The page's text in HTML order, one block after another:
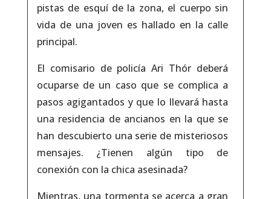
pistas de esquí de la zona, el cuerpo sin
vida de una joven es hallado en la calle
principal.
El comisario de policía Ari Thór deberá
ocuparse de un caso que se complica a
pasos agigantados y que lo llevará hasta
una residencia de ancianos en la que se
han descubierto una serie de misteriosos
mensajes. ¿Tienen algún tipo de
conexión con la chica asesinada?
Mientras, una tormenta se acerca a gran